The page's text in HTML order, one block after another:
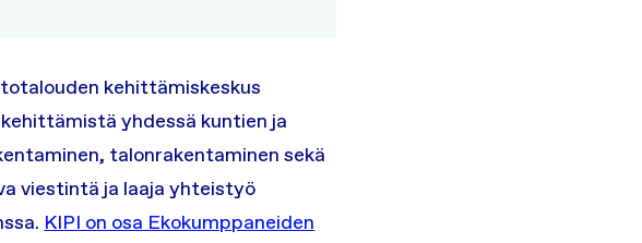
kehittämiskeskus
yhdessä kuntien ja
talonrakentaminen sekä
viestintä ja laaja yhteistyö
KIPI on osa Ekokumppaneiden